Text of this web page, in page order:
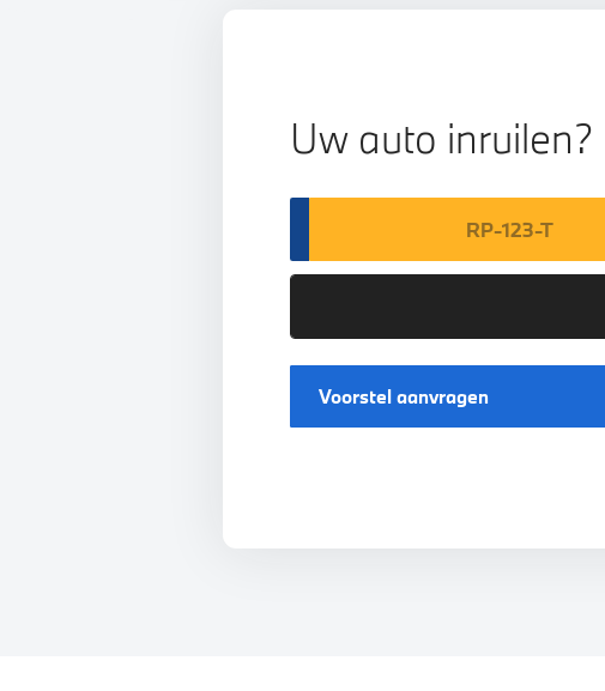
Uw auto inruilen?
Voorstel aanvragen